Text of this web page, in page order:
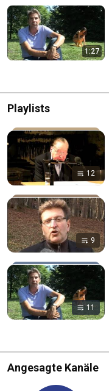
1:27
Playlists
12
9
11
Angesagte Kanäle